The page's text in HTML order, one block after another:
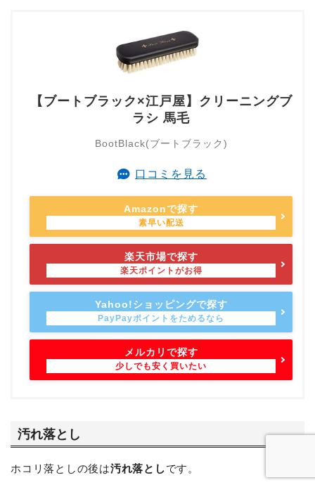
【ブートブラック×江戸屋】クリーニングブ
ラシ 馬毛
BootBlack(ブートブラック)
口コミを見る
Amazonで探す
楽天市場で探す
Yahoo!ショッピングで探す
メルカリで探す
汚れ落とし
ホコリ落としの後は汚れ落としです。